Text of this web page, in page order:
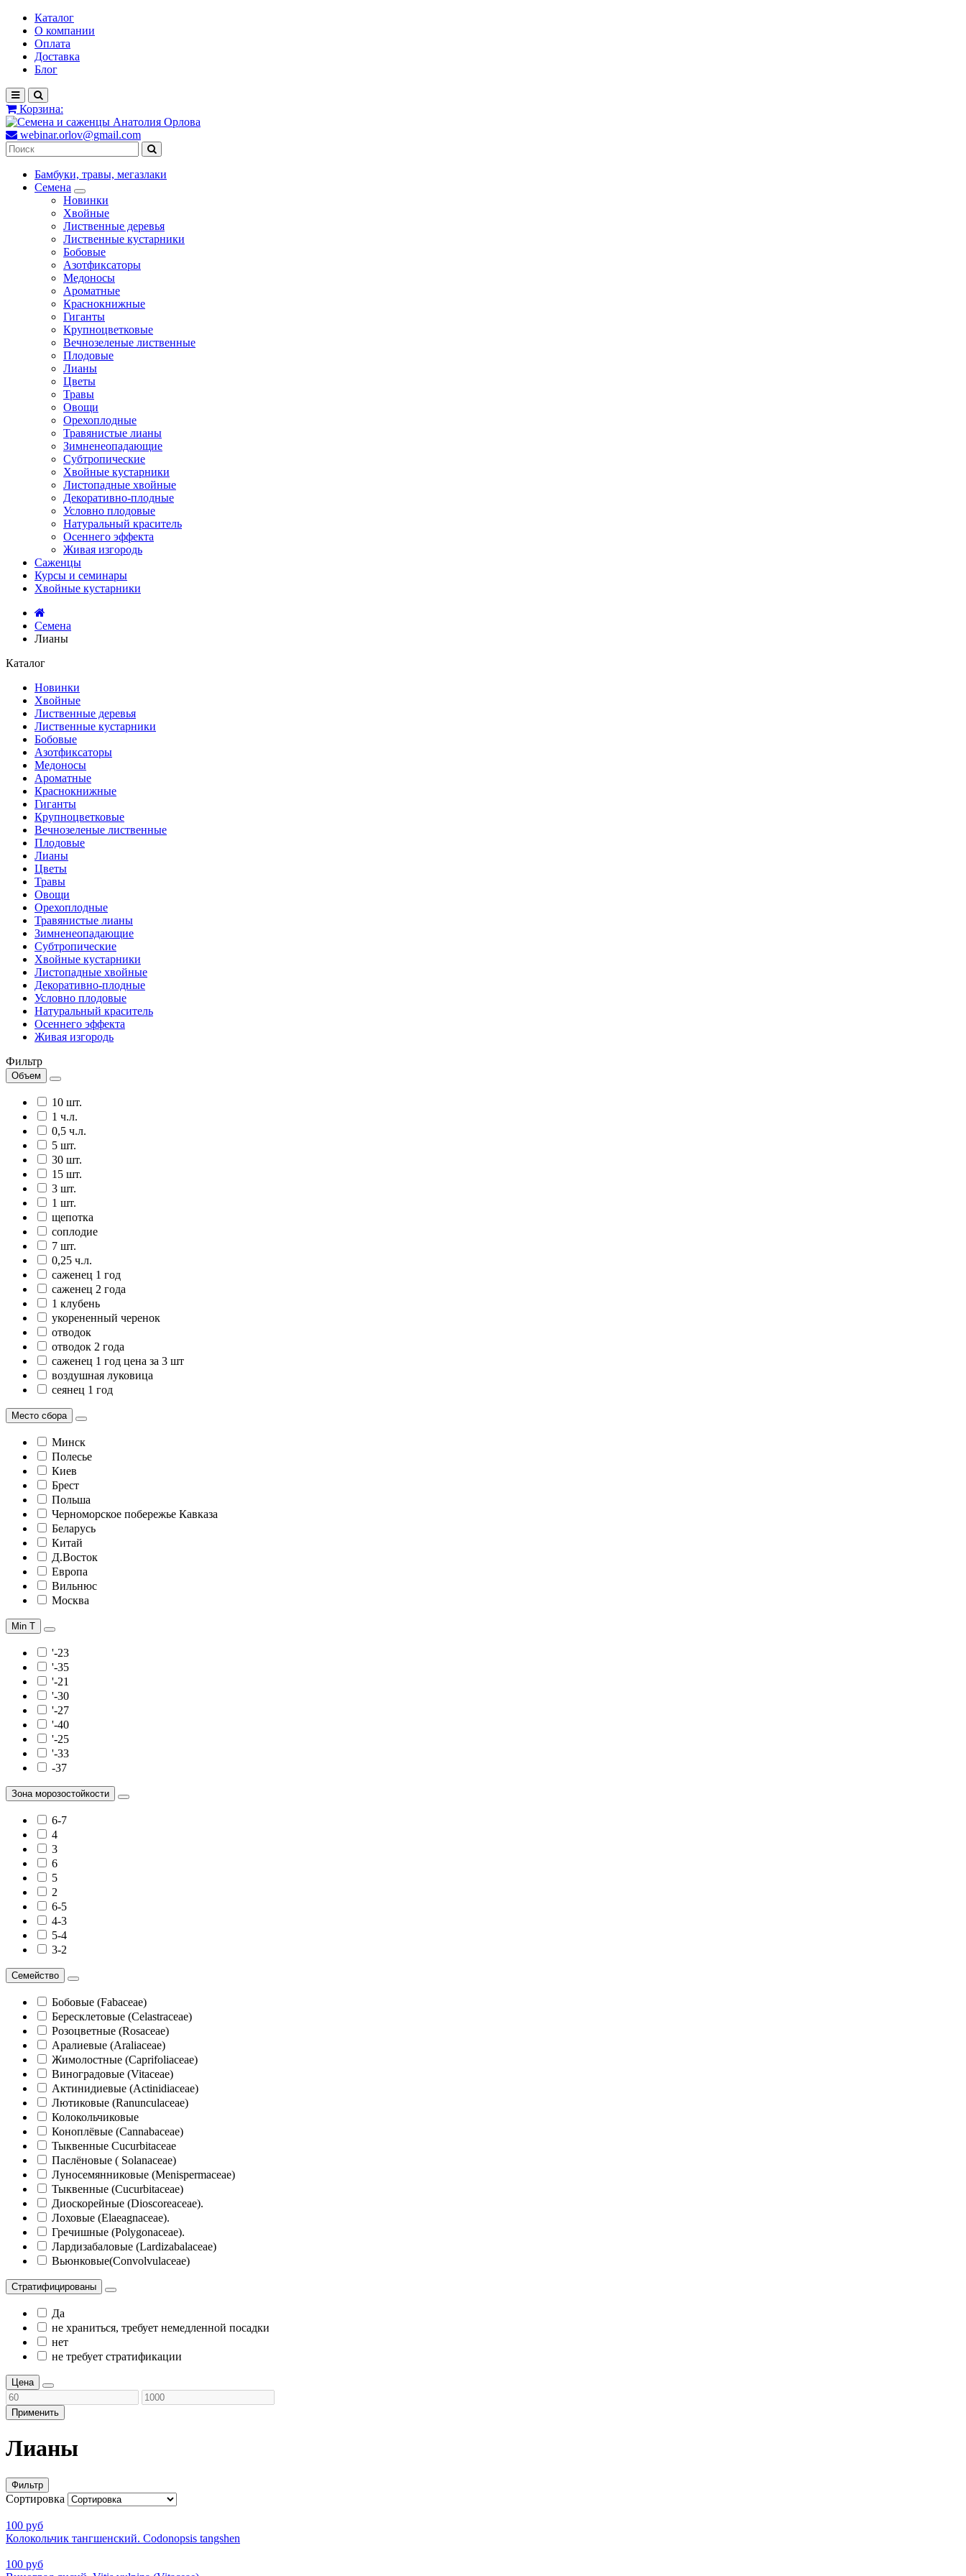
Каталог
О компании
Оплата
Доставка
Блог
Корзина:
webinar.orlov@gmail.com
Бамбуки, травы, мегазлаки
Семена
Новинки
Хвойные
Лиственные деревья
Лиственные кустарники
Бобовые
Азотфиксаторы
Медоносы
Ароматные
Краснокнижные
Гиганты
Крупноцветковые
Вечнозеленые лиственные
Плодовые
Лианы
Цветы
Травы
Овощи
Орехоплодные
Травянистые лианы
Зимненеопадающие
Субтропические
Хвойные кустарники
Листопадные хвойные
Декоративно-плодные
Условно плодовые
Натуральный краситель
Осеннего эффекта
Живая изгородь
Саженцы
Курсы и семинары
Хвойные кустарники
Семена
Лианы
Каталог
Новинки
Хвойные
Лиственные деревья
Лиственные кустарники
Бобовые
Азотфиксаторы
Медоносы
Ароматные
Краснокнижные
Гиганты
Крупноцветковые
Вечнозеленые лиственные
Плодовые
Лианы
Цветы
Травы
Овощи
Орехоплодные
Травянистые лианы
Зимненеопадающие
Субтропические
Хвойные кустарники
Листопадные хвойные
Декоративно-плодные
Условно плодовые
Натуральный краситель
Осеннего эффекта
Живая изгородь
Фильтр
Объем
10 шт.
1 ч.л.
0,5 ч.л.
5 шт.
30 шт.
15 шт.
3 шт.
1 шт.
щепотка
соплодие
7 шт.
0,25 ч.л.
саженец 1 год
саженец 2 года
1 клубень
укорененный черенок
отводок
отводок 2 года
саженец 1 год цена за 3 шт
воздушная луковица
сеянец 1 год
Место сбора
Минск
Полесье
Киев
Брест
Польша
Черноморское побережье Кавказа
Беларусь
Китай
Д.Восток
Европа
Вильнюс
Москва
Min T
'-23
'-35
'-21
'-30
'-27
'-40
'-25
'-33
-37
Зона морозостойкости
6-7
4
3
6
5
2
6-5
4-3
5-4
3-2
Семейство
Бобовые (Fabaceae)
Бересклетовые (Celastraceae)
Розоцветные (Rosaceae)
Аралиевые (Araliaceae)
Жимолостные (Caprifoliaceae)
Виноградовые (Vitaceae)
Актинидиевые (Actinidiaceae)
Лютиковые (Ranunculaceae)
Колокольчиковые
Коноплёвые (Cannabaceae)
Тыквенные Cucurbitaceae
Паслёновые ( Solanaceae)
Луносемянниковые (Menispermaceae)
Тыквенные (Cucurbitaceae)
Диоскорейные (Dioscoreaceae).
Лоховые (Elaeagnaceae).
Гречишные (Polygonaceae).
Лардизабаловые (Lardizabalaceae)
Вьюнковые(Convolvulaceae)
Стратифицированы
Да
не храниться, требует немедленной посадки
нет
не требует стратификации
Цена
Применить
Лианы
Фильтр
Сортировка
100 руб
Колокольчик тангшенский. Codonopsis tangshen
100 руб